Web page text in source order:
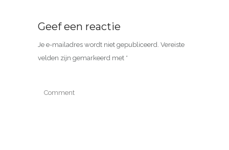
Geef een reactie
Je e-mailadres wordt niet gepubliceerd. Vereiste
velden zijn gemarkeerd met *